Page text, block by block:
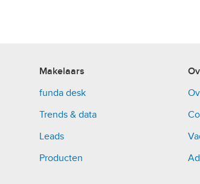
Makelaars
funda desk
Trends & data
Leads
Producten